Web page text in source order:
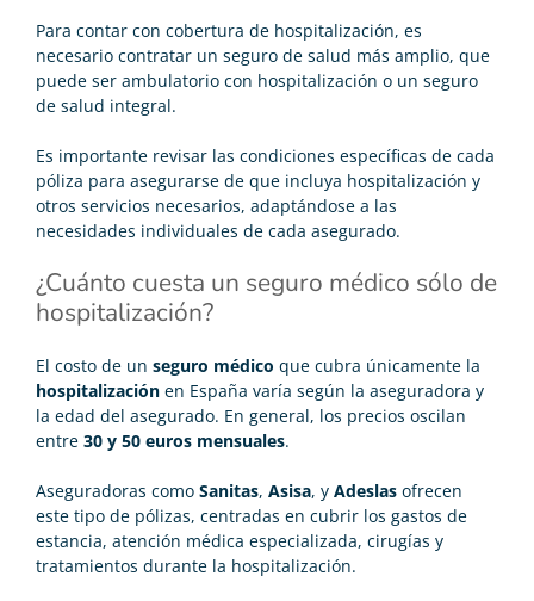
Para contar con cobertura de hospitalización, es
necesario contratar un seguro de salud más amplio, que
puede ser ambulatorio con hospitalización o un seguro
de salud integral.
Es importante revisar las condiciones específicas de cada
póliza para asegurarse de que incluya hospitalización y
otros servicios necesarios, adaptándose a las
necesidades individuales de cada asegurado.
¿Cuánto cuesta un seguro médico sólo de
hospitalización?
El costo de un seguro médico que cubra únicamente la
hospitalización en España varía según la aseguradora y
la edad del asegurado. En general, los precios oscilan
entre 30 y 50 euros mensuales.
Aseguradoras como Sanitas, Asisa, y Adeslas ofrecen
este tipo de pólizas, centradas en cubrir los gastos de
estancia, atención médica especializada, cirugías y
tratamientos durante la hospitalización.